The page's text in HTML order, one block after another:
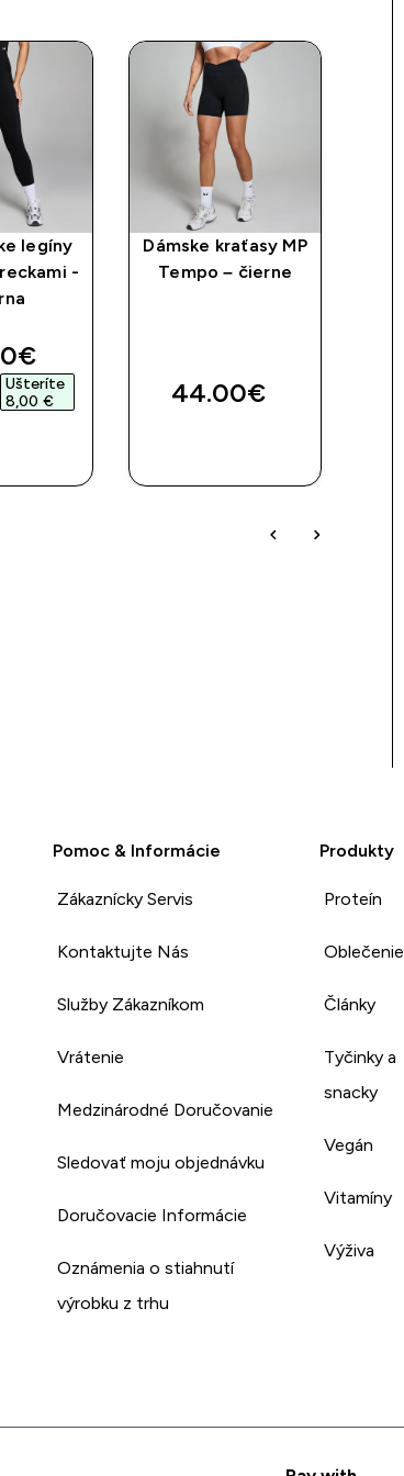
legíny
-
price
Ušteríte
8,00 €‎
Dámske kraťasy MP
Tempo – čierne
44.00€‎
Pomoc & Informácie
Zákaznícky Servis
Kontaktujte Nás
Služby Zákazníkom
Vrátenie
Medzinárodné Doručovanie
Sledovať moju objednávku
Doručovacie Informácie
Oznámenia o stiahnutí
výrobku z trhu
Produkty
Proteín
Oblečenie
Články
Tyčinky a
snacky
Vegán
Vitamíny
Výživa